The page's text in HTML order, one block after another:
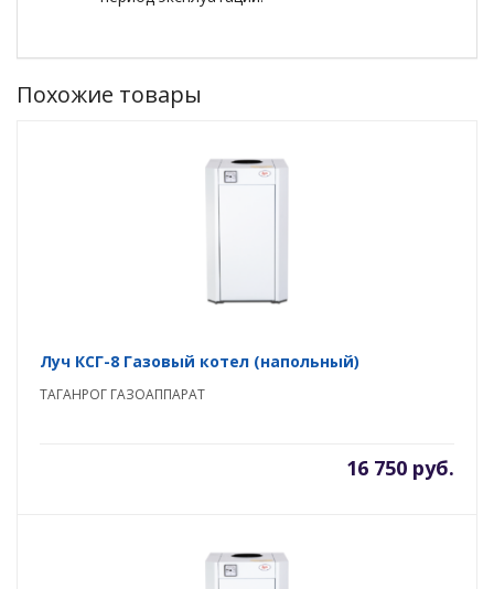
Похожие товары
Луч КСГ-8 Газовый котел (напольный)
ТАГАНРОГ ГАЗОАППАРАТ
16 750 руб.